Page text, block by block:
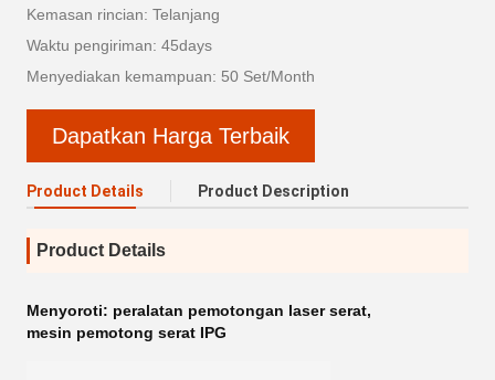
Kemasan rincian: Telanjang
Waktu pengiriman: 45days
Menyediakan kemampuan: 50 Set/Month
Dapatkan Harga Terbaik
Product Details Product Description
Product Details
Menyoroti: peralatan pemotongan laser serat,
mesin pemotong serat IPG